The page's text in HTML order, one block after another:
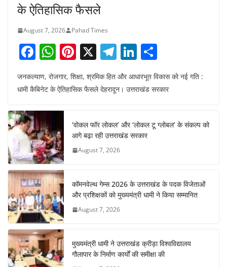
के ऐतिहासिक फैसले
August 7, 2026 Pahad Times
F
c
b
o
o
k
W
at
s
A
p
p
Pi
er
st
X T
el
e
a
m
Li
k
dI
n
h
ar
जनकल्याण, रोजगार, शिक्षा, श्रमिक हित और आधारभूत विकास को नई गति :
धामी कैबिनेट के ऐतिहासिक फैसले देहरादून। उत्तराखंड सरकार
‘वोकल फॉर लोकल’ और ‘लोकल टू ग्लोबल’ के संकल्प को
आगे बढ़ा रही उत्तराखंड सरकार
August 7, 2026
कॉमनवेल्थ गेम्स 2026 के उत्तराखंड के पदक विजेताओं
और प्रशिक्षकों को मुख्यमंत्री धामी ने किया सम्मानित
August 7, 2026
मुख्यमंत्री धामी ने उत्तराखंड क्रीड़ा विश्वविद्यालय
गौलापार के निर्माण कार्यों की समीक्षा की